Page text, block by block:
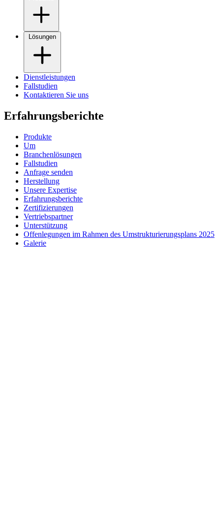
Dienstleistungen
Fallstudien
Kontaktieren Sie uns
Erfahrungsberichte
Produkte
Um
Branchenlösungen
Fallstudien
Anfrage senden
Herstellung
Unsere Expertise
Erfahrungsberichte
Zertifizierungen
Vertriebspartner
Unterstützung
Offenlegungen im Rahmen des Umstrukturierungsplans 2025
Galerie